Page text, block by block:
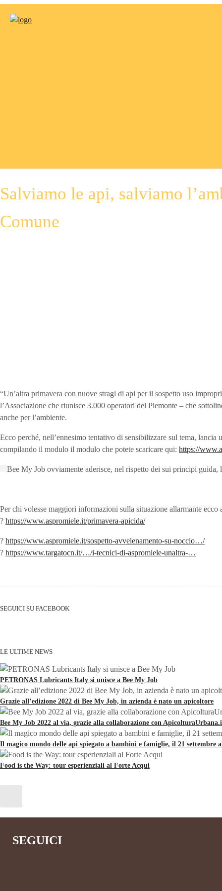
Salviamo le api, salviamo
Comune
“Un’altra primavera con nuove stragi di api per il sospetto uso
l’Associazione che riunisce 3.000 operatori del Piemonte – che
anche per l’ambiente.
Ecco perché, nell’ennesimo tentativo di sensibilizzare sul tema,
compilando il modulo il modulo che potete scaricare qui: https://
Bee My Job ovviamente aderisce, nel rispetto dei sui principi guida,
Per chi volesse maggiori informazioni sulla situazione allarmante ecco
? https://www.aspromiele.it/primavera-apicida/
? https://www.aspromiele.it/sospetto-avvelenamento-su-noccio…/
? https://www.targatocn.it/…/i-tecnici-di-aspromiele-unaltra-…
SEGUICI SU FACEBOOK
LE ULTIME NEWS
PETRONAS Lubricants Italy si unisce a Bee My Job
Grazie all’edizione 2022 di Bee My Job, in azienda è nato un apicoltore
Bee My Job 2022 al via, grazie alla collaborazione con
Il magico mondo delle api spiegato a bambini e famiglie, il 21 settembre
Food is the Way: tour esperienziali al Forte Acqui
SEGUICI